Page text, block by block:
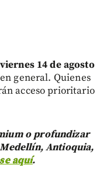
14 de agosto
general. Quienes
acceso prioritario
o profundizar
Antioquia,
aquí.